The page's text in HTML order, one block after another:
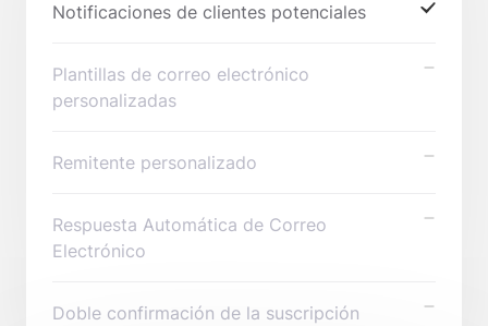
Notificaciones de clientes potenciales
Plantillas de correo electrónico
personalizadas
Remitente personalizado
Respuesta Automática de Correo
Electrónico
Doble confirmación de la suscripción